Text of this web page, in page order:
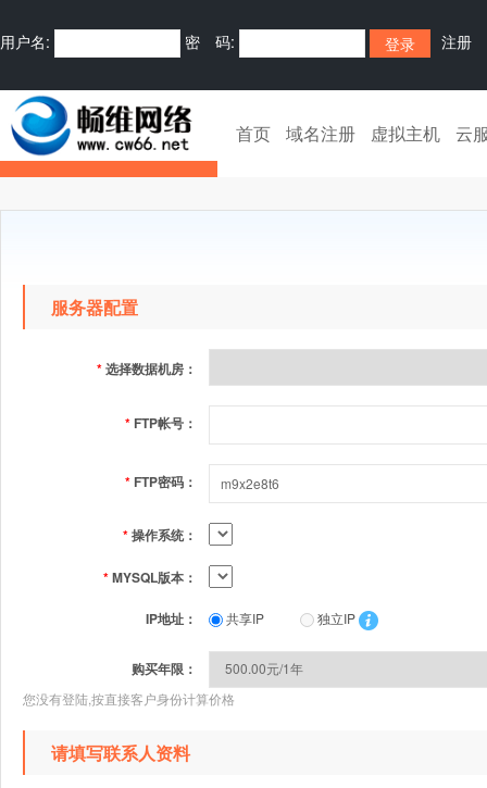
用户名: 密 码: 注册
首页 域名注册 虚拟主机 云
服务器配置
*选择数据机房：
* FTP帐号：
* FTP密码：
*操作系统：
*MYSQL版本：
IP地址： 共享IP 独立IP
购买年限：
您没有登陆,按直接客户身份计算价格
请填写联系人资料